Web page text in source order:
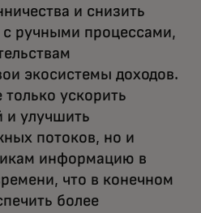
и снизить
с ручными процессами,
экосистемы доходов.
ускорить
и улучшить
потоков, но и
информацию в
что в конечном
более